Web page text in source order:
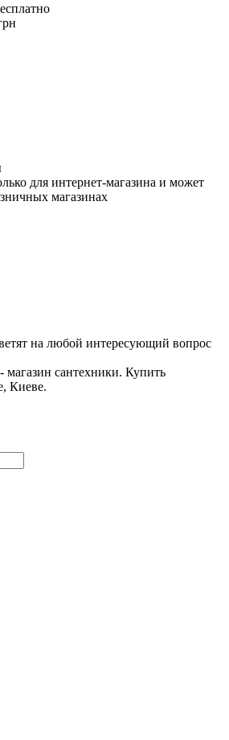
для интернет-магазина и может
магазинах
на любой интересующий вопрос
сантехники. Купить
Киеве.